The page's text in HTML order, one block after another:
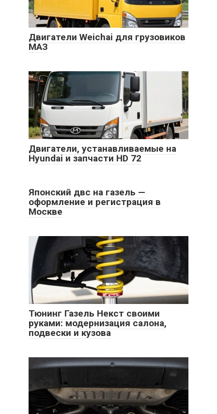
Двигатели Weichai для грузовиков
МАЗ
Двигатели, устанавливаемые на
Hyundai и запчасти HD 72
Японский двс на газель —
оформление и регистрация в
Москве
Тюнинг Газель Некст своими
руками: модернизация салона,
подвески и кузова